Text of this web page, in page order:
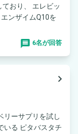
ンザイムQ10を
6名が回答
navigate_next
リーサプリを試し